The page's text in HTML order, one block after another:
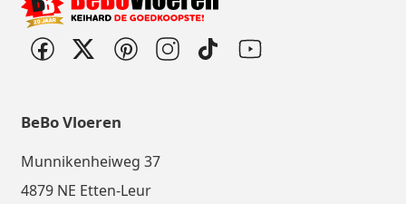
BeBo Vloeren
Munnikenheiweg 37
4879 NE Etten-Leur